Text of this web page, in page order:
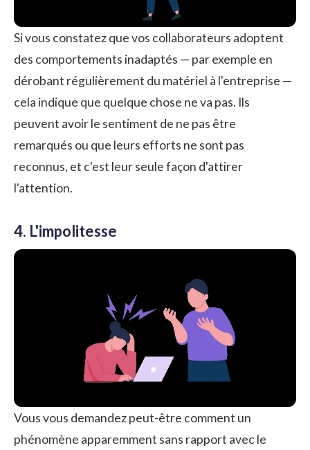
Si vous constatez que vos collaborateurs adoptent
des comportements inadaptés — par exemple en
dérobant régulièrement du matériel à l'entreprise —
cela indique que quelque chose ne va pas. Ils
peuvent avoir le sentiment de ne pas être
remarqués ou que leurs efforts ne sont pas
reconnus, et c'est leur seule façon d'attirer
l'attention.
4. L'impolitesse
Vous vous demandez peut-être comment un
phénomène apparemment sans rapport avec le